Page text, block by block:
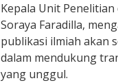
Kepala Unit
Soraya Faradilla,
publikasi ilmiah akan
dalam mendukung
yang unggul.